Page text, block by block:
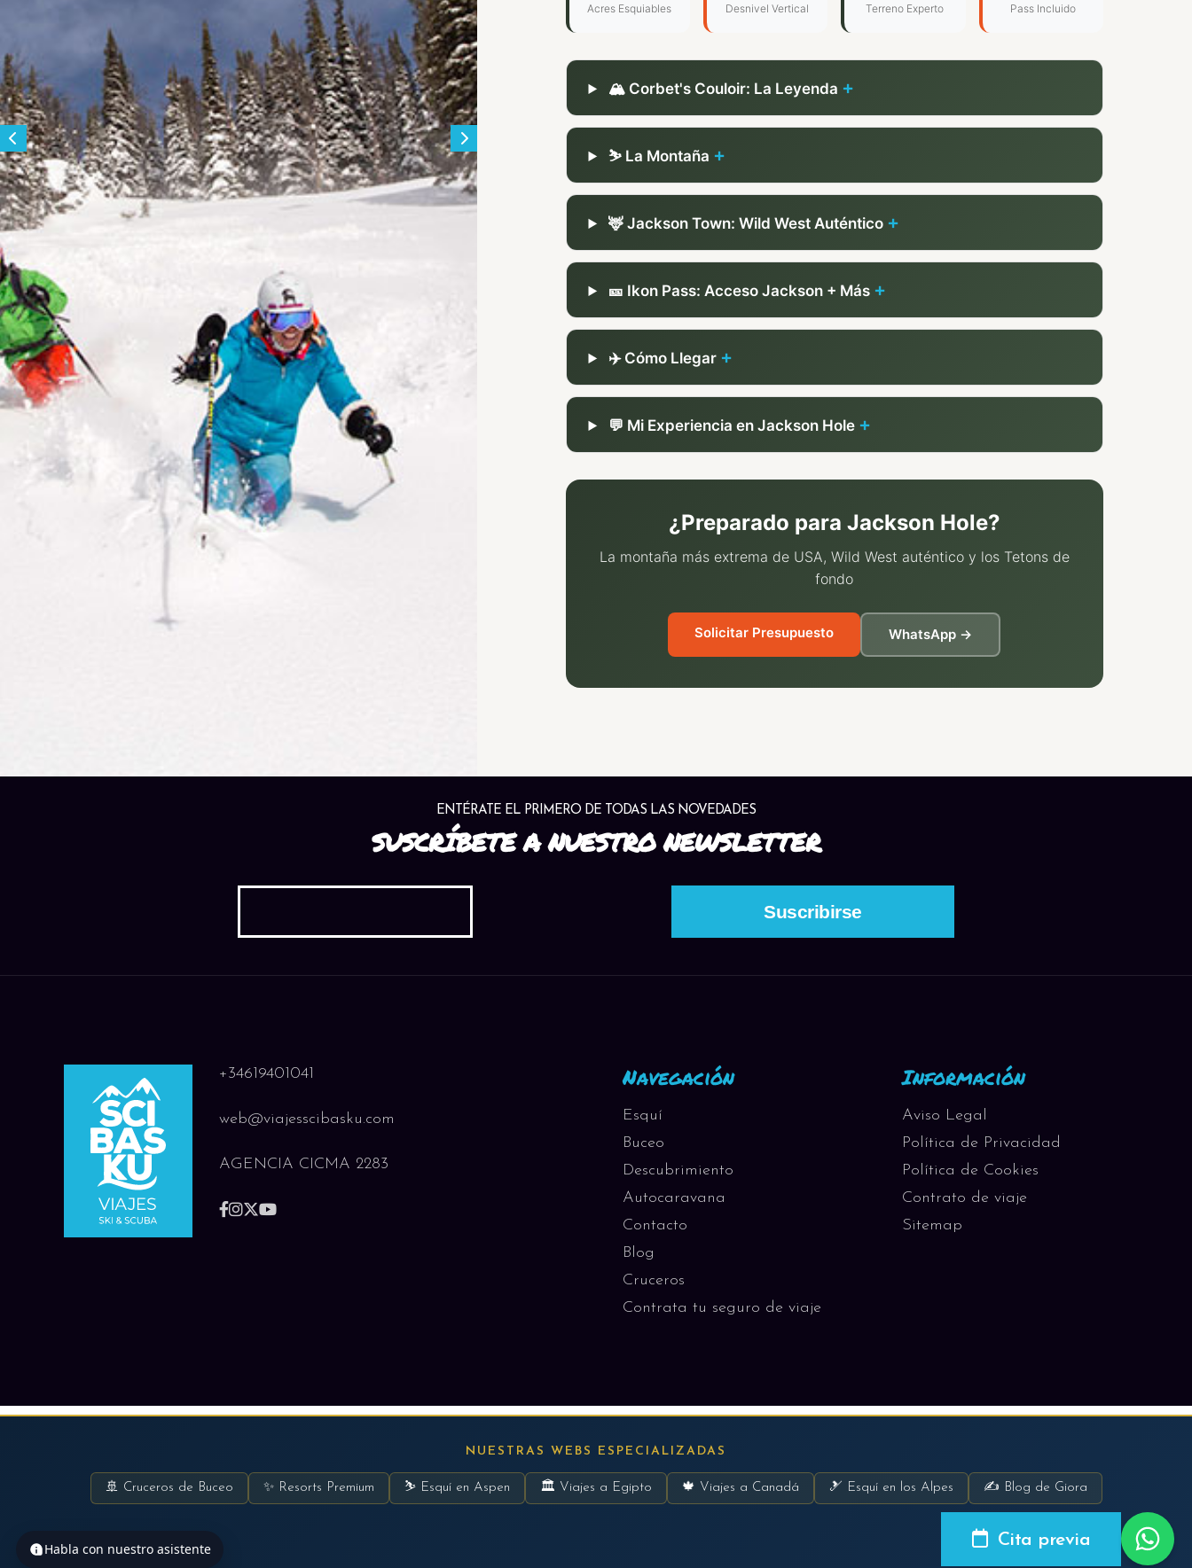
Acres Esquiables Desnivel Vertical Terreno Experto Pass Incluido
🏔️ Corbet's Couloir: La Leyenda
⛷️ La Montaña
🦌 Jackson Town: Wild West Auténtico
🎫 Ikon Pass: Acceso Jackson + Más
✈️ Cómo Llegar
💬 Mi Experiencia en Jackson Hole
¿Preparado para Jackson Hole?
La montaña más extrema de USA, Wild West auténtico y los Tetons de
fondo
Solicitar Presupuesto WhatsApp →
ENTÉRATE EL PRIMERO DE TODAS LAS NOVEDADES
SUSCRÍBETE A NUESTRO NEWSLETTER
+34619401041
web@viajesscibasku.com
AGENCIA CICMA 2283
Navegación
Esquí
Buceo
Descubrimiento
Autocaravana
Contacto
Blog
Cruceros
Contrata tu seguro de viaje
Información
Aviso Legal
Política de Privacidad
Política de Cookies
Contrato de viaje
Sitemap
NUESTRAS WEBS ESPECIALIZADAS
🚢 Cruceros de Buceo ✨ Resorts Premium ⛷ Esquí en Aspen 🏛 Viajes a Egipto 🍁 Viajes a Canadá 🎿 Esquí en los Alpes ✍ Blog de Giora
Cita previa
Habla con nuestro asistente